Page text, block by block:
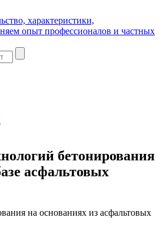
характеристики,
опыт профессионалов и частных
бетонирования
асфальтовых